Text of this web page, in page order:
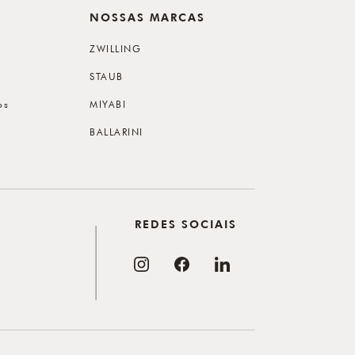
NOSSAS MARCAS
ZWILLING
STAUB
MIYABI
BALLARINI
REDES SOCIAIS